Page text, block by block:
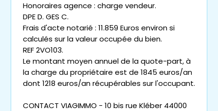
Honoraires agence : charge vendeur.
DPE D. GES C.
Frais d'acte notarié : 11.859 Euros environ si
calculés sur la valeur occupée du bien.
REF 2VO103.
Le montant moyen annuel de la quote-part, à
la charge du propriétaire est de 1845 euros/an
dont 1218 euros/an récupérables sur l'occupant.
CONTACT VIAGIMMO - 10 bis rue Kléber 44000